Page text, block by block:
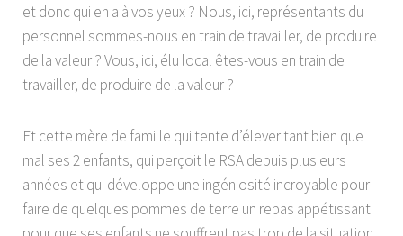
et donc qui en a à vos yeux ? Nous, ici, représentants du
personnel sommes-nous en train de travailler, de produire
de la valeur ? Vous, ici, élu local êtes-vous en train de
travailler, de produire de la valeur ?
Et cette mère de famille qui tente d’élever tant bien que
mal ses 2 enfants, qui perçoit le RSA depuis plusieurs
années et qui développe une ingéniosité incroyable pour
faire de quelques pommes de terre un repas appétissant